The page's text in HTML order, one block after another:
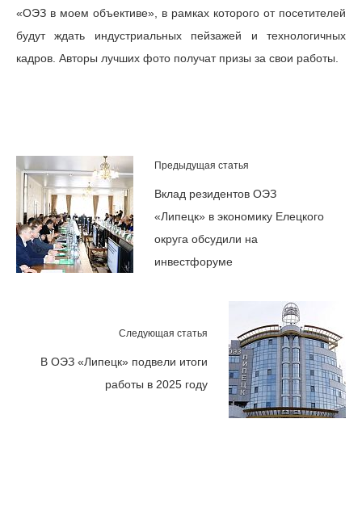
«ОЭЗ в моем объективе», в рамках которого от посетителей
будут ждать индустриальных пейзажей и технологичных
кадров. Авторы лучших фото получат призы за свои работы.
Предыдущая статья
Вклад резидентов ОЭЗ
«Липецк» в экономику Елецкого
округа обсудили на
инвестфоруме
Следующая статья
В ОЭЗ «Липецк» подвели итоги
работы в 2025 году